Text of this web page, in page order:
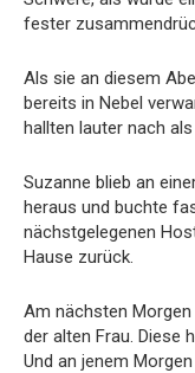
fester
Als sie an diesem
bereits in Nebel
hallten lauter nach
Suzanne blieb an
heraus und buchte
nächstgelegenen
Hause zurück.
Am nächsten
der alten Frau. Diese
Und an jenem